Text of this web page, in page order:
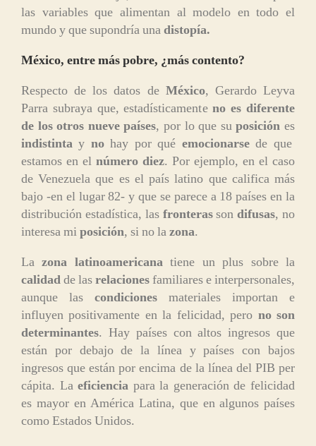
las variables que alimentan al modelo en todo el
mundo y que supondría unadistopía.
México, entre más pobre, ¿más contento?
Respecto de los datos de México, Gerardo Leyva
Parra subraya que, estadísticamenteno es diferente
de los otros nueve países, por lo que suposición es
indistinta y nohay por qué emocionarsede que
estamos en el número diez. Por ejemplo, en el caso
de Venezuela que es el país latino que califica más
bajo -en el lugar 82- y que se parece a 18 países en la
distribución estadística, las fronterassondifusas, no
interesa miposición, si no lazona.
Lazona latinoamericanatiene un plus sobre la
calidadde lasrelacionesfamiliares e interpersonales,
aunque las condiciones materiales importan e
influyen positivamente en la felicidad, pero no son
determinantes. Hay países con altos ingresos que
están por debajo de la línea y países con bajos
ingresos que están por encima de la línea del PIB per
cápita. Laeficiencia para la generación de felicidad
es mayor en América Latina, que en algunos países
como Estados Unidos.